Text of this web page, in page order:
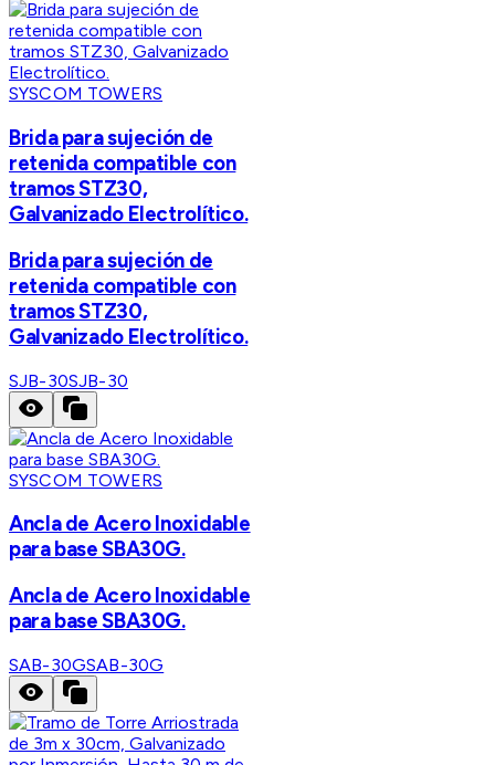
SYSCOM TOWERS
Brida para sujeción de
retenida compatible con
tramos STZ30,
Galvanizado Electrolítico.
Brida para sujeción de
retenida compatible con
tramos STZ30,
Galvanizado Electrolítico.
SJB-30SJB-30
SYSCOM TOWERS
Ancla de Acero Inoxidable
para base SBA30G.
Ancla de Acero Inoxidable
para base SBA30G.
SAB-30GSAB-30G